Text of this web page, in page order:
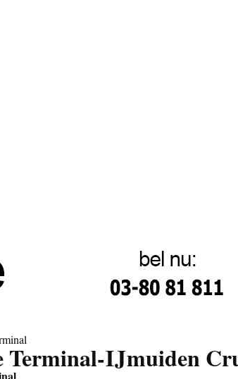
Terminal-IJmuiden